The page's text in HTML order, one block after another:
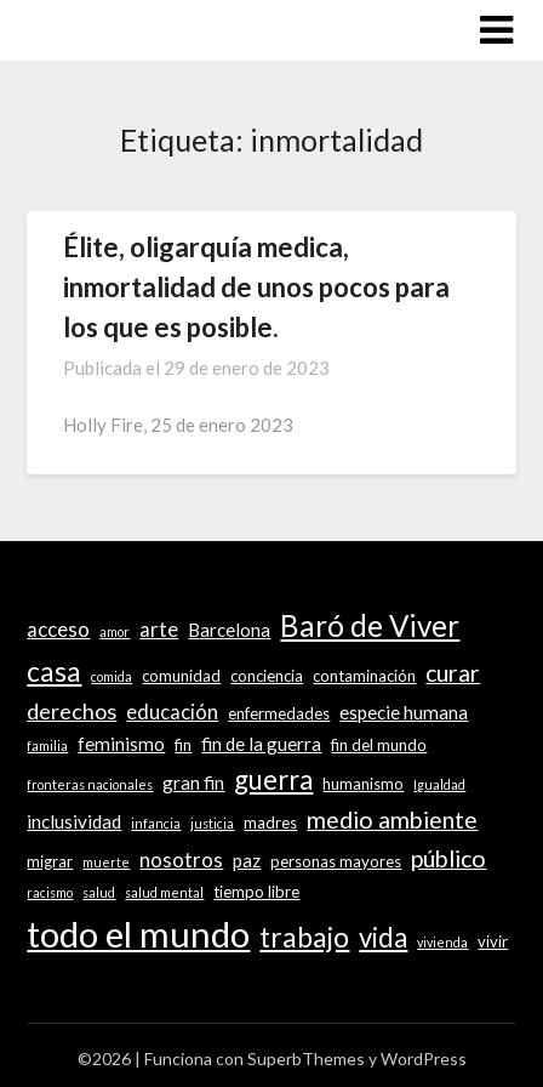
Etiqueta: inmortalidad
Élite, oligarquía medica,
inmortalidad de unos pocos para
los que es posible.
Publicada el 29 de enero de 2023
Holly Fire, 25 de enero 2023
acceso amor arte Barcelona Baró de Viver
casa comida comunidad conciencia contaminación curar
derechos educación enfermedades especie humana
familia feminismo fin fin de la guerra fin del mundo
fronteras nacionales gran fin guerra humanismo Igualdad
inclusividad infancia justicia madres medio ambiente
migrar muerte nosotros paz personas mayores público
racismo salud salud mental tiempo libre
todo el mundo trabajo vida vivienda vivir
©2026 | Funciona con SuperbThemes y WordPress